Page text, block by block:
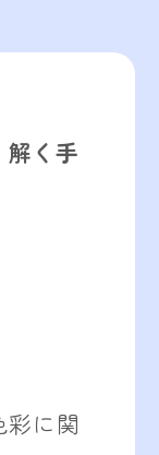
く手
に関